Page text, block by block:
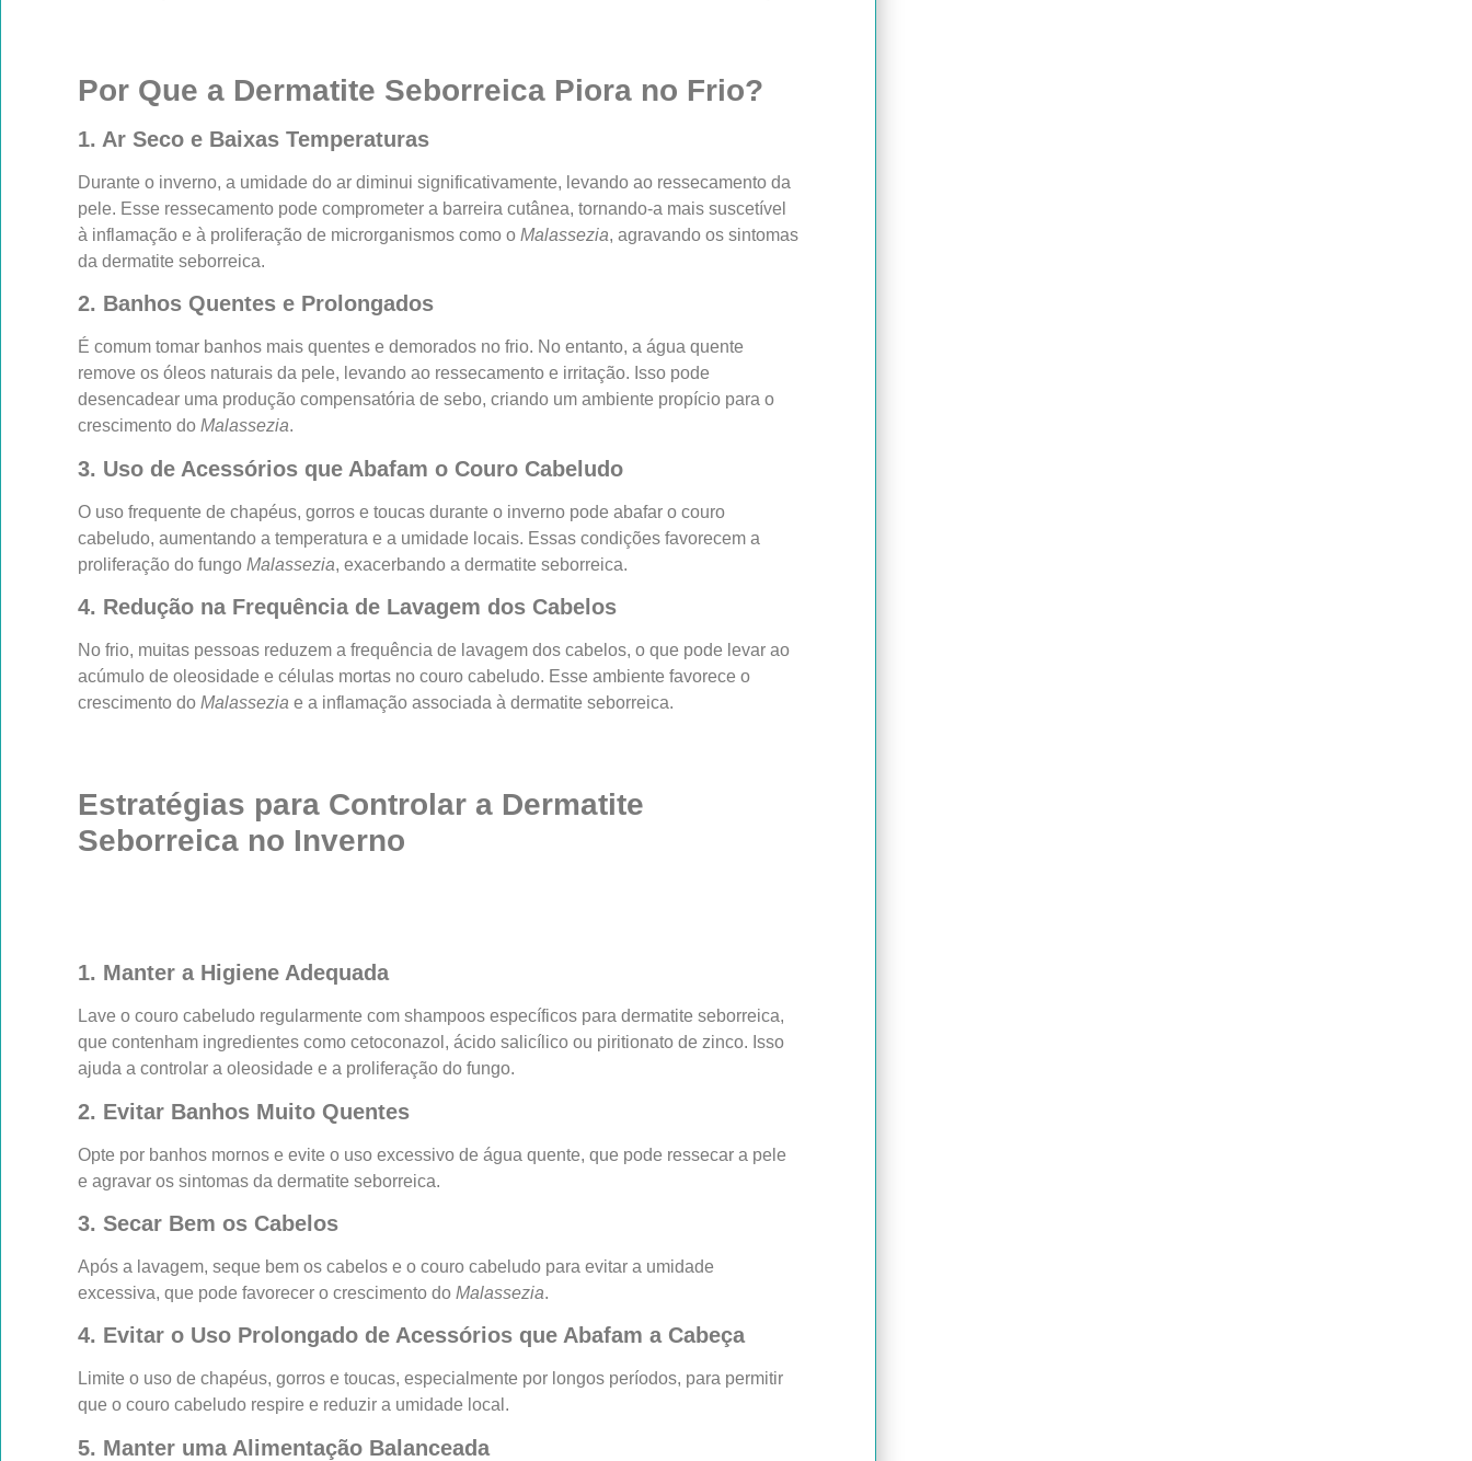
Por Que a Dermatite Seborreica Piora no Frio?
1. Ar Seco e Baixas Temperaturas
Durante o inverno, a umidade do ar diminui significativamente, levando ao ressecamento da
pele. Esse ressecamento pode comprometer a barreira cutânea, tornando-a mais suscetível
à inflamação e à proliferação de microrganismos como o Malassezia, agravando os sintomas
da dermatite seborreica.
2. Banhos Quentes e Prolongados
É comum tomar banhos mais quentes e demorados no frio. No entanto, a água quente
remove os óleos naturais da pele, levando ao ressecamento e irritação. Isso pode
desencadear uma produção compensatória de sebo, criando um ambiente propício para o
crescimento do Malassezia.
3. Uso de Acessórios que Abafam o Couro Cabeludo
O uso frequente de chapéus, gorros e toucas durante o inverno pode abafar o couro
cabeludo, aumentando a temperatura e a umidade locais. Essas condições favorecem a
proliferação do fungo Malassezia, exacerbando a dermatite seborreica.
4. Redução na Frequência de Lavagem dos Cabelos
No frio, muitas pessoas reduzem a frequência de lavagem dos cabelos, o que pode levar ao
acúmulo de oleosidade e células mortas no couro cabeludo. Esse ambiente favorece o
crescimento do Malassezia e a inflamação associada à dermatite seborreica.
Estratégias para Controlar a Dermatite
Seborreica no Inverno
1. Manter a Higiene Adequada
Lave o couro cabeludo regularmente com shampoos específicos para dermatite seborreica,
que contenham ingredientes como cetoconazol, ácido salicílico ou piritionato de zinco. Isso
ajuda a controlar a oleosidade e a proliferação do fungo.
2. Evitar Banhos Muito Quentes
Opte por banhos mornos e evite o uso excessivo de água quente, que pode ressecar a pele
e agravar os sintomas da dermatite seborreica.
3. Secar Bem os Cabelos
Após a lavagem, seque bem os cabelos e o couro cabeludo para evitar a umidade
excessiva, que pode favorecer o crescimento do Malassezia.
4. Evitar o Uso Prolongado de Acessórios que Abafam a Cabeça
Limite o uso de chapéus, gorros e toucas, especialmente por longos períodos, para permitir
que o couro cabeludo respire e reduzir a umidade local.
5. Manter uma Alimentação Balanceada